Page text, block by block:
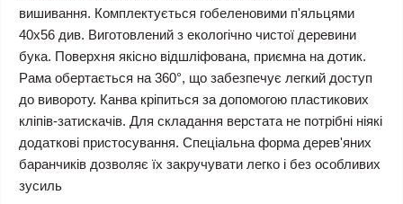
вишивання. Комплектується гобеленовими п'яльцями
40х56 див. Виготовлений з екологічно чистої деревини
бука. Поверхня якісно відшліфована, приємна на дотик.
Рама обертається на 360°, що забезпечує легкий доступ
до вивороту. Канва кріпиться за допомогою пластикових
кліпів-затискачів. Для складання верстата не потрібні ніякі
додаткові пристосування. Спеціальна форма дерев'яних
баранчиків дозволяє їх закручувати легко і без особливих
зусиль